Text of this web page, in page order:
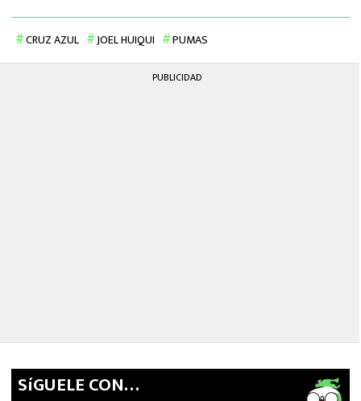
CRUZ AZUL JOEL HUIQUI PUMAS
PUBLICIDAD
SíGUELE CON…